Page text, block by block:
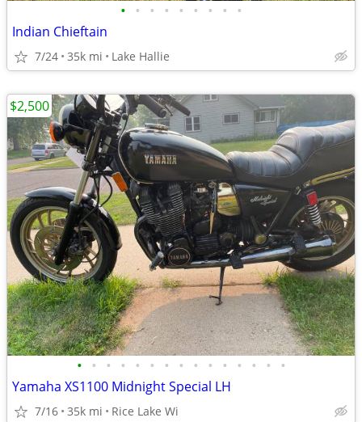
• • • • • • • • •
Indian Chieftain
7/24 35k mi Lake Hallie
• • • • • • • • • • • • • • •
Yamaha XS1100 Midnight Special LH
7/16 35k mi Rice Lake Wi
$2,500